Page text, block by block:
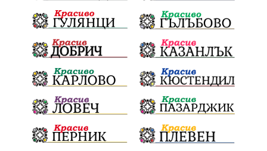
Световна купа Мафия Правителство
Благотворителност Събития
Българска патриаршия СВетли празници
Криминално Творчество Тръмп
Ценности Европейска комисия